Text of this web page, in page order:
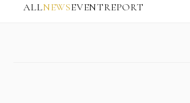
ALLNEWSEVENTREPORT